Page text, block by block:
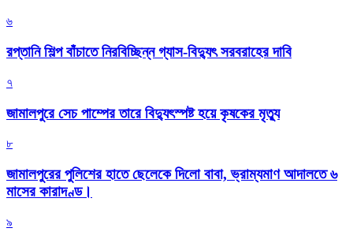
৬
রপ্তানি শিল্প বাঁচাতে নিরবিচ্ছিন্ন গ্যাস-বিদ্যুৎ সরবরাহের দাবি
৭
জামালপুরে সেচ পাম্পের তারে বিদ্যুৎস্পষ্ট হয়ে কৃষকের মৃত্যু
৮
জামালপুরের পুলিশের হাতে ছেলেকে দিলো বাবা, ভ্রাম্যমাণ আদালতে ৬
মাসের কারাদণ্ড।
৯